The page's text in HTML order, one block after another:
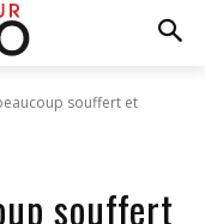
souffert et
souffert